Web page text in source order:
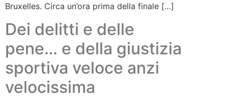
Bruxelles. Circa un’ora prima della finale […]
Dei delitti e delle
pene… e della giustizia
sportiva veloce anzi
velocissima